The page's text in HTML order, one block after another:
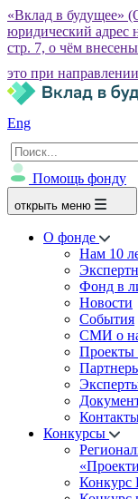
«Вклад в будущее»
юридический адрес
стр. 7, о чём
это при
Eng
Помощь фонду
открыть меню
О фонде
Нам 10
Фонд в
Новости
События
СМИ о
Проекты
Конкурсы
Конкурс